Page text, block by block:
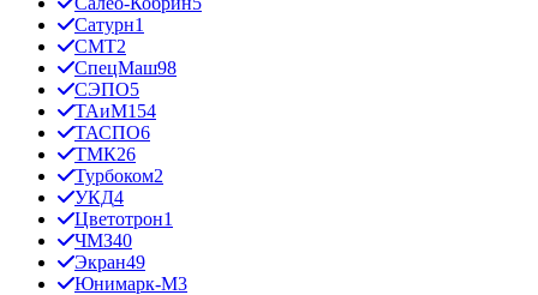
Сатурн1
СМТ2
СпецМаш98
СЭПО5
ТАиМ154
ТАСПО6
ТМК26
Турбоком2
УКД4
Цветотрон1
ЧМЗ40
Экран49
Юнимарк-М3